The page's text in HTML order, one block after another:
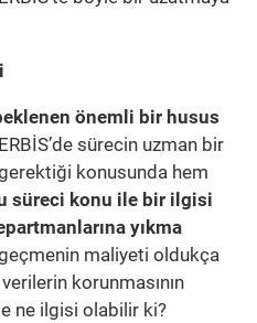
önemli bir husus
sürecin uzman bir
konusunda hem
süreci konu ile bir ilgisi
yıkma
geçmenin maliyeti oldukça
korunmasının
ne ilgisi olabilir ki?